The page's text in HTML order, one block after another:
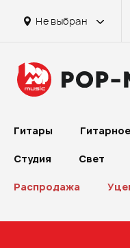
Не выбран
Гитары
Студия Свет
Распродажа